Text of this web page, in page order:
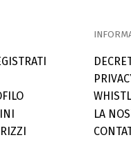
LA